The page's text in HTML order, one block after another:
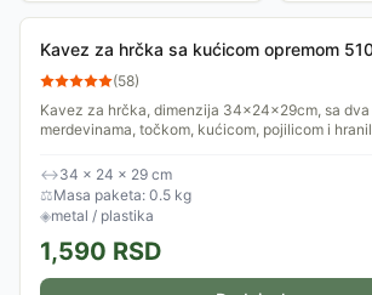
Kavez za hrčka sa kućicom opremom
(58)
Kavez za hrčka, dimenzija 34x24x29cm, sa
merdevinama, točkom, kućicom, pojilicom i
↔34 × 24 × 29 cm
⚖Masa paketa: 0.5 kg
◈metal / plastika
1,590 RSD